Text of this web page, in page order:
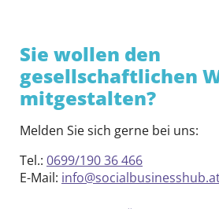
Sie wollen den
gesellschaftlichen
mitgestalten?
Melden Sie sich gerne bei uns:
Tel.: 0699/190 36 466
E-Mail: